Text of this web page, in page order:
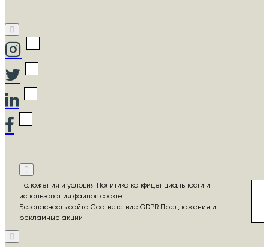
Положения и условия Политика конфиденциальности и
использования файлов cookie
Безопасность сайта Соответствие GDPR Предложения и
рекламные акции